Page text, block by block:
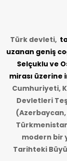
Türk devleti,
uzanan geniş
Selçuklu ve
mirası üzerine
Cumhuriyeti,
Devletleri
(Azerbaycan,
modern bir
Tarihteki